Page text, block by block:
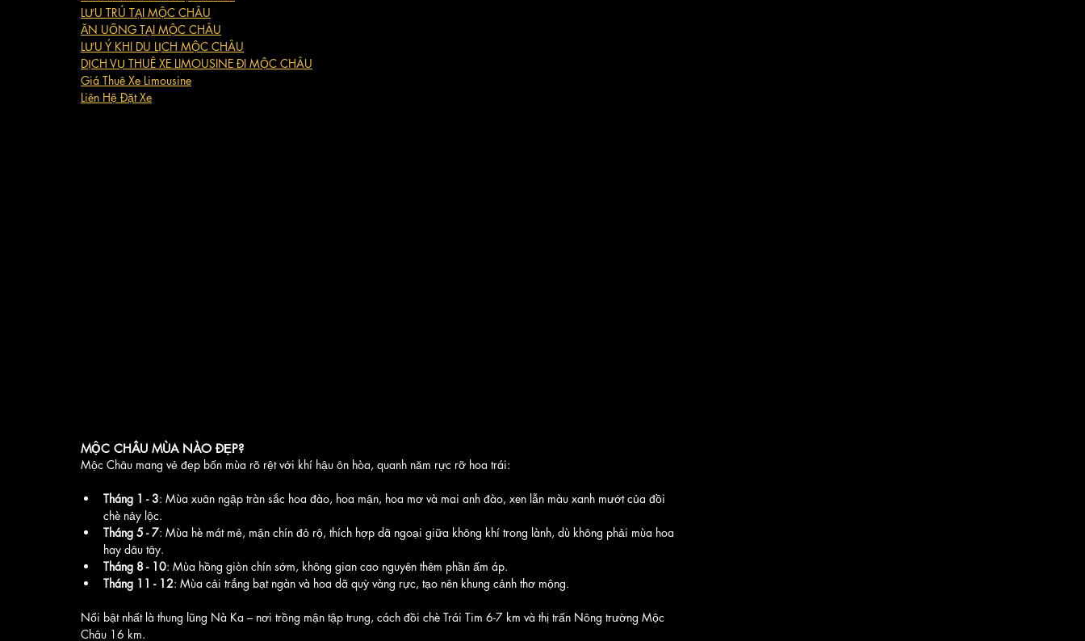
LƯU TRÚ TẠI MỘC CHÂU
ĂN UỐNG TẠI MỘC CHÂU
LƯU Ý KHI DU LỊCH MỘC CHÂU
DỊCH VỤ THUÊ XE LIMOUSINE ĐI MỘC CHÂU
Giá Thuê Xe Limousine
Liên Hệ Đặt Xe
MỘC CHÂU MÙA NÀO ĐẸP?
Mộc Châu mang vẻ đẹp bốn mùa rõ rệt với khí hậu ôn hòa, quanh năm rực rỡ hoa trái:
Tháng 1 - 3: Mùa xuân ngập tràn sắc hoa đào, hoa mận, hoa mơ và mai anh đào, xen lẫn màu xanh mướt của đồi
chè nảy lộc.
Tháng 5 - 7: Mùa hè mát mẻ, mận chín đỏ rộ, thích hợp dã ngoại giữa không khí trong lành, dù không phải mùa hoa
hay dâu tây.
Tháng 8 - 10: Mùa hồng giòn chín sớm, không gian cao nguyên thêm phần ấm áp.
Tháng 11 - 12: Mùa cải trắng bạt ngàn và hoa dã quỳ vàng rực, tạo nên khung cảnh thơ mộng.
Nổi bật nhất là thung lũng Nà Ka – nơi trồng mận tập trung, cách đồi chè Trái Tim 6-7 km và thị trấn Nông trường Mộc
Châu 16 km.